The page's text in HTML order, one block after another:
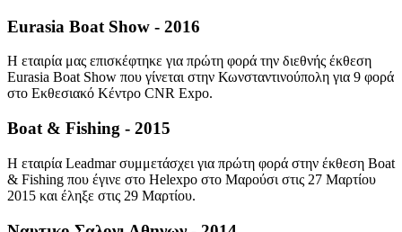
Eurasia Boat Show - 2016
H εταιρία μας επισκέφτηκε για πρώτη φορά την διεθνής έκθεση
Eurasia Boat Show που γίνεται στην Κωνσταντινούπολη για 9 φορά
στο Εκθεσιακό Κέντρο CNR Expo.
Boat & Fishing - 2015
H εταιρία Leadmar συμμετάσχει για πρώτη φορά στην έκθεση Boat
& Fishing που έγινε στο Helexpo στο Μαρούσι στις 27 Μαρτίου
2015 και έληξε στις 29 Μαρτίου.